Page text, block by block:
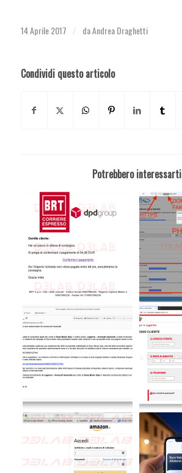
14 Aprile 2017 / daAndrea Draghetti
Condividi questo articolo
Potrebbero interessarti